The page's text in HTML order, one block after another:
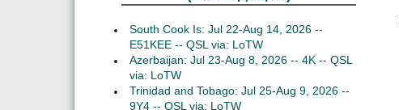
South Cook Is: Jul 22-Aug 14, 2026 --
E51KEE -- QSL via: LoTW
Azerbaijan: Jul 23-Aug 8, 2026 -- 4K -- QSL
via: LoTW
Trinidad and Tobago: Jul 25-Aug 9, 2026 --
9Y4 -- QSL via: LoTW